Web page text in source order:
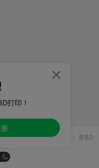
所有增值电信业务许可证： 苏B2-
打印！
